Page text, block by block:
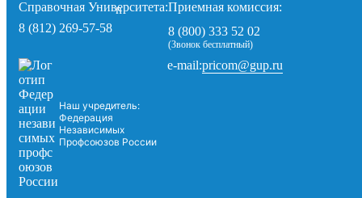
Справочная Университета:
8 (812) 269-57-58
Приемная комиссия:
8 (800) 333 52 02
(Звонок бесплатный)
Наш учредитель:
Федерация
Независимых
Профсоюзов России
e-mail:pricom@gup.ru